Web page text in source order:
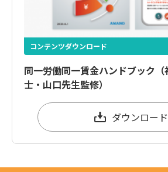
コンテンツダウンロード
同一労働同一賃金ハンドブック
士・山口先生監修）
ダウンロード